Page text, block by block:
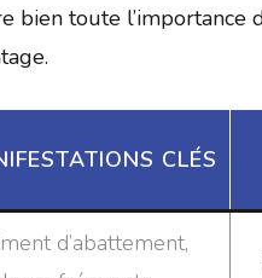
bien toute l’importance
CLÉS
d’abattement,